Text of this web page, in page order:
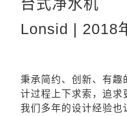
台式净水机
Lonsid | 2018
秉承简约、创新、有趣
计过程上下求索，追求
我们多年的设计经验也